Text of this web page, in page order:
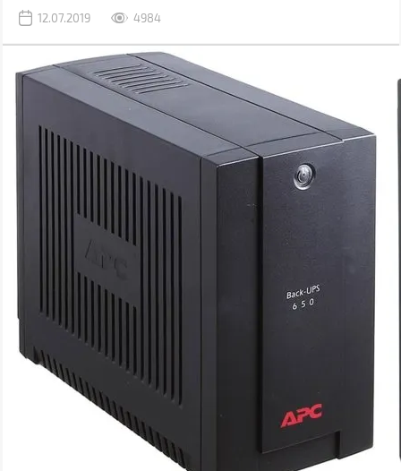
особливості мають ці пристрої, і кому вони необхідні.
12.07.2019 4984